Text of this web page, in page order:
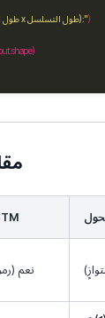
"مصفوفة أوزان الانتباه (طول التسلسل x طول التسلسل):"
6.
نعم